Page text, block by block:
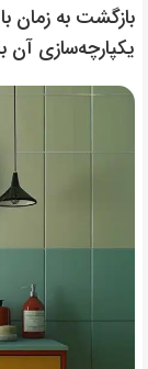
بازگشت به زمان
یکپارچه‌سازی